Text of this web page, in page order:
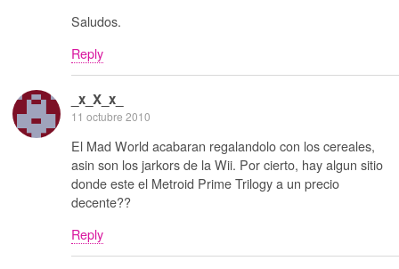
Saludos.
Reply
_x_X_x_
11 octubre 2010
El Mad World acabaran regalandolo con los cereales,
asin son los jarkors de la Wii. Por cierto, hay algun sitio
donde este el Metroid Prime Trilogy a un precio
decente??
Reply